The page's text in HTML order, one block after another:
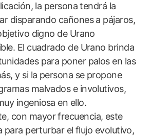
la persona tendrá la
disparando cañones a pájaros,
digno de Urano
El cuadrado de Urano brinda
para poner palos en las
y si la persona se propone
malvados e involutivos,
ingeniosa en ello.
con mayor frecuencia, este
para perturbar el flujo evolutivo,